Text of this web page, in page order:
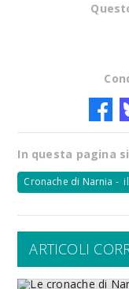
In questa pagina
Cronache di Narnia -
ARTICOLI